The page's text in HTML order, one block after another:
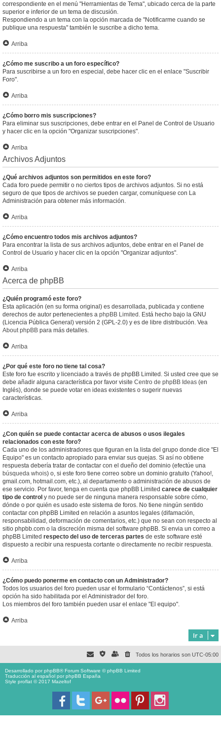
correspondiente en el menú "Herramientas de Tema", ubicado cerca de la parte
superior e inferior de un tema de discusión.
Respondiendo a un tema con la opción marcada de "Notificarme cuando se
publique una respuesta" también le suscribe a dicho tema.
Arriba
¿Cómo me suscribo a un foro específico?
Para suscribirse a un foro en especial, debe hacer clic en el enlace "Suscribir
Foro".
Arriba
¿Cómo borro mis suscripciones?
Para eliminar sus suscripciones, debe entrar en el Panel de Control de Usuario
y hacer clic en la opción "Organizar suscripciones".
Arriba
Archivos Adjuntos
¿Qué archivos adjuntos son permitidos en este foro?
Cada foro puede permitir o no ciertos tipos de archivos adjuntos. Si no está
seguro de que tipos de archivos se pueden cargar, comuníquese con La
Administración para obtener más información.
Arriba
¿Cómo encuentro todos mis archivos adjuntos?
Para encontrar la lista de sus archivos adjuntos, debe entrar en el Panel de
Control de Usuario y hacer clic en la opción "Organizar adjuntos".
Arriba
Acerca de phpBB
¿Quién programó este foro?
Esta aplicación (en su forma original) es desarrollada, publicada y contiene
derechos de autor pertenecientes a phpBB Limited . Está hecho bajo la GNU
(Licencia Pública General) versión 2 (GPL-2.0) y es de libre distribución. Vea
About phpBB para más detalles.
Arriba
¿Por qué este foro no tiene tal cosa?
Este foro fue escrito y licenciado a través de phpBB Limited. Si usted cree que se
debe añadir alguna característica por favor visite Centro de phpBB Ideas (en
Inglés), donde se puede votar en ideas existentes o sugerir nuevas
características.
Arriba
¿Con quién se puede contactar acerca de abusos o usos ilegales
relacionados con este foro?
Cada uno de los administradores que figuran en la lista del grupo donde dice "El
Equipo" es un contacto apropiado para enviar sus quejas. Si así no obtiene
respuesta debería tratar de contactar con el dueño del dominio (efectúe una
búsqueda whois) o, si este foro tiene correo sobre un dominio gratuito (Yahoo!,
gmail.com, hotmail.com, etc.), al departamento o administración de abusos de
ese servicio. Por favor, tenga en cuenta que phpBB Limited carece de cualquier
tipo de control y no puede ser de ninguna manera responsable sobre cómo,
dónde o por quién es usado este sistema de foros. No tiene ningún sentido
contactar con phpBB Limited en relación a asuntos legales (difamación,
responsabilidad, deformación de comentarios, etc.) que no sean con respecto al
sitio phpbb.com o la discreción misma del software phpBB. Si envia un correo a
phpBB Limited respecto del uso de terceras partes de este software esté
dispuesto a recibir una respuesta cortante o directamente no recibir respuesta.
Arriba
¿Cómo puedo ponerme en contacto con un Administrador?
Todos los usuarios del foro pueden usar el formulario “Contáctenos”, si está
opción ha sido habilitada por el Administrador del foro.
Los miembros del foro también pueden usar el enlace "El equipo".
Arriba
Ir a
Todos los horarios son UTC-05:00
Desarrollado porphpBB® Forum Software © phpBB Limited
Traducción al español porphpBB España
Style proflat © 2017 Mazeltof